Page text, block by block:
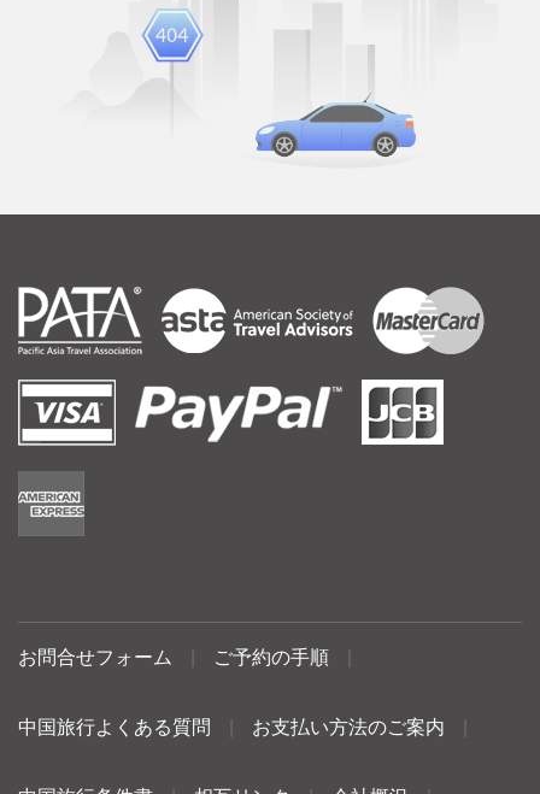
お問合せフォーム ご予約の手順
中国旅行よくある質問 お支払い方法のご案内